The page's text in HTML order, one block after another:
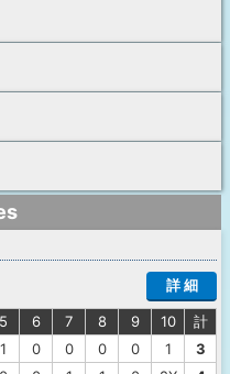
詳 細
5 6 7 8 9 10
計
1 0 0 0 0 1
3